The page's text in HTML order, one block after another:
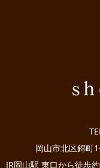
岡山市北区錦町
JR岡山駅 東口から徒歩